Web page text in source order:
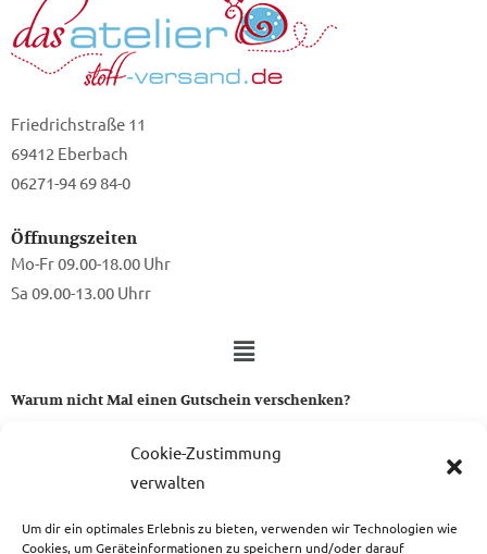
Cookie-Zustimmung
verwalten
Um dir ein optimales Erlebnis zu bieten, verwenden wir Technologien wie
Cookies, um Geräteinformationen zu speichern und/oder darauf
Friedrichstraße 11
69412 Eberbach
06271-94 69 84-0
Öffnungszeiten
Mo-Fr 09.00-18.00 Uhr
Sa 09.00-13.00 Uhrr
Warum nicht Mal einen Gutschein verschenken?
Ein Gutschein von uns ist das perfekte Geschenk für alle Stoff-
zum Gutschein